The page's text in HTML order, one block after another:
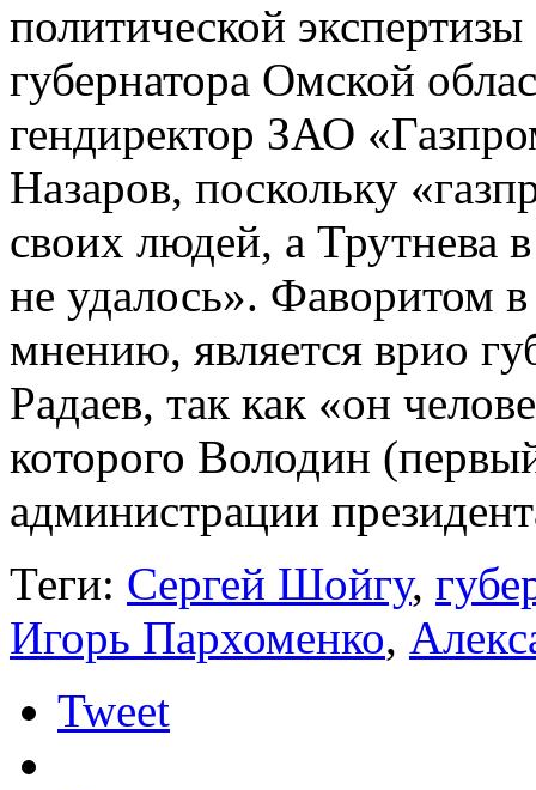
политической
губернатора Омской
гендиректор ЗАО
Назаров, поскольку
своих людей, а Трутнева
не удалось». Фаворитом
мнению, является врио
Радаев, так как «он
которого Володин
администрации
Теги: Сергей Шойгу,
Игорь Пархоменко,
Tweet